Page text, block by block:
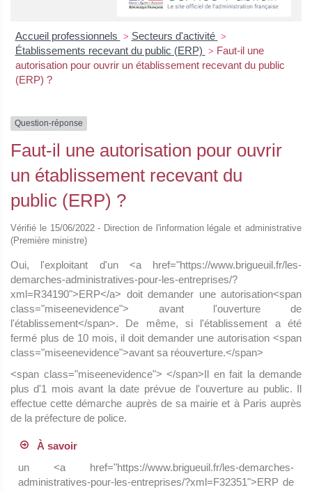
Accueil professionnels > Secteurs d'activité >
Établissements recevant du public (ERP) > Faut-il une
autorisation pour ouvrir un établissement recevant du public
(ERP) ?
Question-réponse
Faut-il une autorisation pour ouvrir
un établissement recevant du
public (ERP) ?
Vérifié le 15/06/2022 - Direction de l'information légale et administrative
(Première ministre)
Oui, l'exploitant d'un <a href="https://www.brigueuil.fr/les-
demarches-administratives-pour-les-entreprises/?
xml=R34190">ERP</a> doit demander une autorisation<span
class="miseenevidence"> avant l'ouverture de
l'établissement</span>. De même, si l'établissement a été
fermé plus de 10 mois, il doit demander une autorisation <span
class="miseenevidence">avant sa réouverture.</span>
<span class="miseenevidence"> </span>Il en fait la demande
plus d'1 mois avant la date prévue de l'ouverture au public. Il
effectue cette démarche auprès de sa mairie et à Paris auprès
de la préfecture de police.
À savoir
un <a href="https://www.brigueuil.fr/les-demarches-
administratives-pour-les-entreprises/?xml=F32351">ERP de